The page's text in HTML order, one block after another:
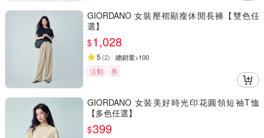
GIORDANO 女裝壓褶顯瘦休閒長褲【雙色任
選】
$1,028
5 (2) 總銷量>100
活動 券
GIORDANO 女裝美好時光印花圓領短袖T恤
【多色任選】
$399